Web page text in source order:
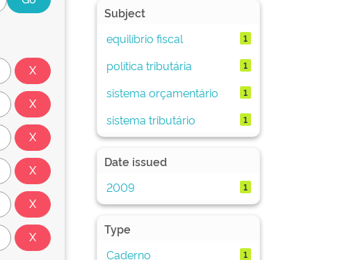
Subject
equilíbrio fiscal
1
política tributária 1
sistema orçamentário 1
sistema tributário 1
Date issued
2009
1
Type
Caderno
1